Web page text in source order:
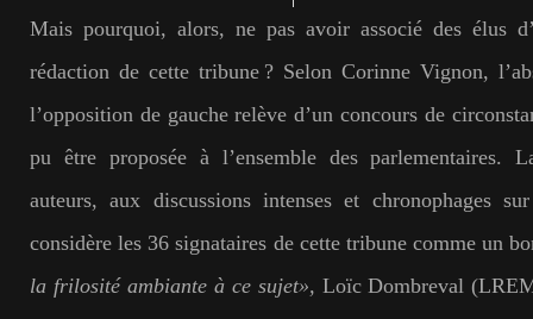
Mais pourquoi, alors, ne pas avoir associé des élus
rédaction de cette tribune ? Selon Corinne Vignon,
l’opposition de gauche relève d’un concours de
pu être proposée à l’ensemble des parlementaires.
auteurs, aux discussions intenses et chronophages
considère les 36 signataires de cette tribune comme un
la frilosité ambiante à ce sujet», Loïc Dombreval